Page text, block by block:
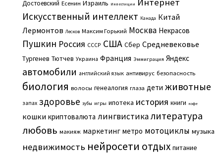
Достоевский Есенин Израиль Инвестиции
Искусственный интеллект Канада Китай
Лермонтов Лесков Максим Горький Москва Некрасов
Пушкин Россия СССР США Сбер Средневековье
Тургенев Тютчев Украина Франция Эммиграция Яндекс
автомобили английский язык антивирус безопасность
биология волосы генеалогия глаза дети животные
запах здоровье зубы игры ипотека история книги кофе
кошки криптовалюта лингвистикалитература
любовь макияж маркетинг метро мотоциклы музыка
недвижимость нейросети отдых питание